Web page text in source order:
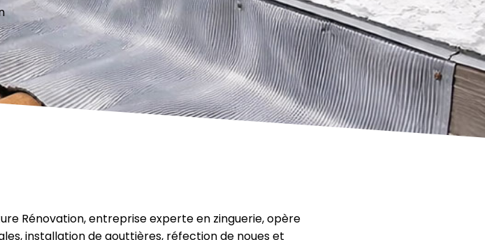
Rénovation, entreprise experte en zinguerie, opère
installation de gouttières, réfection de noues et